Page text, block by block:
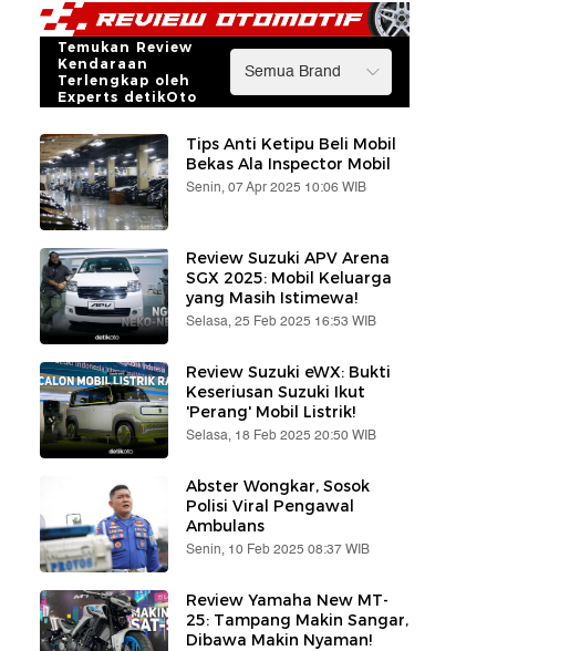
Temukan Review
Kendaraan
Terlengkap oleh
Experts detikOto
Tips Anti Ketipu Beli Mobil
Bekas Ala Inspector Mobil
Senin, 07 Apr 2025 10:06 WIB
Review Suzuki APV Arena
SGX 2025: Mobil Keluarga
yang Masih Istimewa!
Selasa, 25 Feb 2025 16:53 WIB
Review Suzuki eWX: Bukti
Keseriusan Suzuki Ikut
'Perang' Mobil Listrik!
Selasa, 18 Feb 2025 20:50 WIB
Abster Wongkar, Sosok
Polisi Viral Pengawal
Ambulans
Senin, 10 Feb 2025 08:37 WIB
Review Yamaha New MT-
25: Tampang Makin Sangar,
Dibawa Makin Nyaman!